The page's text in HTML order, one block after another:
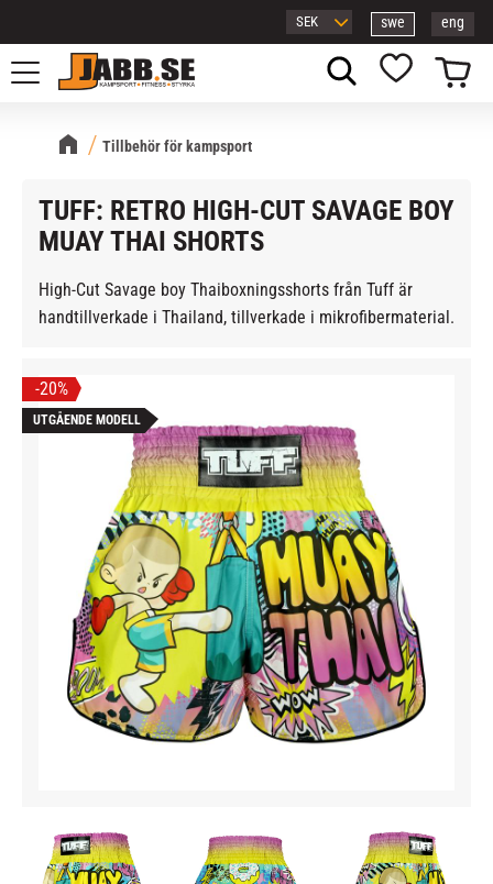
Meny
swe eng
Favoriter
Kundvagn
Tillbehör för kampsport
TUFF: RETRO HIGH-CUT SAVAGE BOY
MUAY THAI SHORTS
High-Cut Savage boy Thaiboxningsshorts från Tuff är
handtillverkade i Thailand, tillverkade i mikrofibermaterial.
20%
UTGÅENDE MODELL